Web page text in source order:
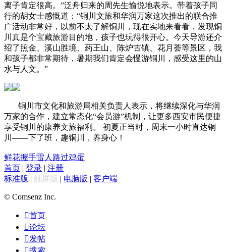
离子肯定很高。”泛舟归来的周先生愉悦地表示。带着孩子同
行的胡女士感慨道：“铜川文旅和华润万家这次推出的联合推
广活动非常好，以前不太了解铜川，现在实地来看看，发现铜
川真是个宝藏旅游目的地，孩子也玩得很开心。今天导游还介
绍了照金、溪山胜境、药王山、陈炉古镇、花月荟等景区，我
和孩子都非常期待，暑期我们肯定会慢游铜川，感受这里的山
水与人文。”
铜川市文化和旅游局相关负责人表示，将继续深化与华润
万家的合作，建立常态化“会员游”机制，让更多西安市民便捷
享受铜川的康养文旅福利。
初夏正当时，周末一小时直达铜
川——下了班，趣铜川，养身心！
鲜花握手雷人 路过鸡蛋
首页 | 登录 | 注册
标准版 | 触屏版 | 电脑版 | 客户端
© Comsenz Inc.
首页
论坛
发帖
搜索